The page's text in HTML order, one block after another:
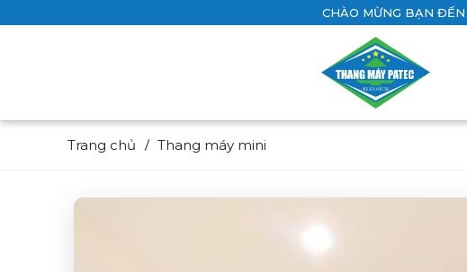
CHÀO MỪNG BẠN
Trang chủ Thang máy mini